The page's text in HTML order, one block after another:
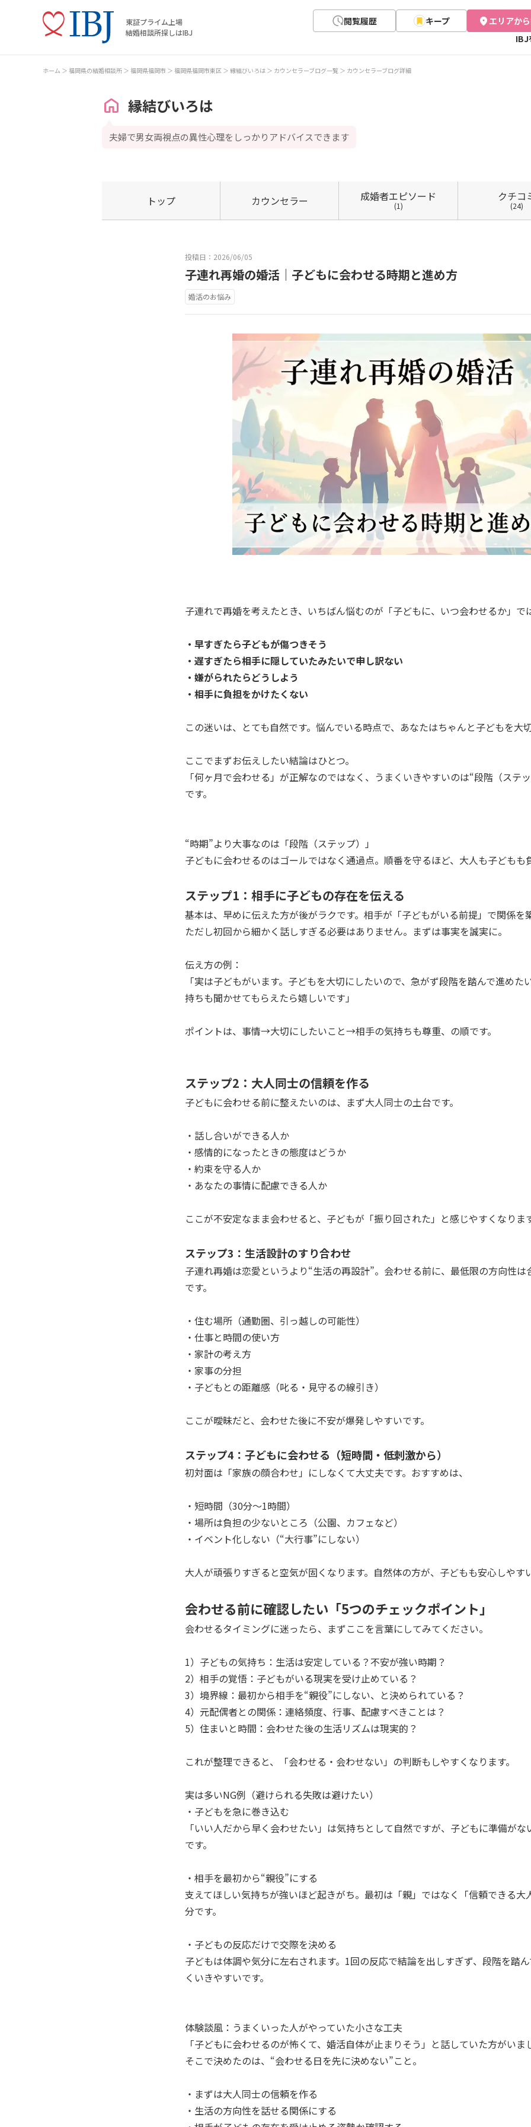
東証プライム上場
結婚相談所探しはIBJ
閲覧履歴 キープ
エリアか
IBJ
ホーム 福岡県の結婚相談所 福岡県福岡市 福岡県福岡市東区 縁結びいろは カウンセラーブログ一覧 カウンセラーブログ詳細
縁結びいろは
夫婦で男女両視点の異性心理をしっかりアドバイスできます
トップ カウンセラー 成婚者エピソード
(1)
クチコ
(24)
投稿日：2026/06/05
子連れ再婚の婚活｜子どもに会わせる時期と進め方
婚活のお悩み
子連れで再婚を考えたとき、いちばん悩むのが「子どもに、いつ会わせるか」で
・早すぎたら子どもが傷つきそう
・遅すぎたら相手に隠していたみたいで申し訳ない
・嫌がられたらどうしよう
・相手に負担をかけたくない
この迷いは、とても自然です。悩んでいる時点で、あなたはちゃんと子どもを大
ここでまずお伝えしたい結論はひとつ。
「何ヶ月で会わせる」が正解なのではなく、うまくいきやすいのは“段階（ステ
です。
“時期”より大事なのは「段階（ステップ）」
子どもに会わせるのはゴールではなく通過点。順番を守るほど、大人も子どもも
ステップ1：相手に子どもの存在を伝える
基本は、早めに伝えた方が後がラクです。相手が「子どもがいる前提」で関係を
ただし初回から細かく話しすぎる必要はありません。まずは事実を誠実に。
伝え方の例：
「実は子どもがいます。子どもを大切にしたいので、急がず段階を踏んで進めた
持ちも聞かせてもらえたら嬉しいです」
ポイントは、事情→大切にしたいこと→相手の気持ちも尊重、の順です。
ステップ2：大人同士の信頼を作る
子どもに会わせる前に整えたいのは、まず大人同士の土台です。
・話し合いができる人か
・感情的になったときの態度はどうか
・約束を守る人か
・あなたの事情に配慮できる人か
ここが不安定なまま会わせると、子どもが「振り回された」と感じやすくなりま
ステップ3：生活設計のすり合わせ
子連れ再婚は恋愛というより“生活の再設計”。会わせる前に、最低限の方向性は
です。
・住む場所（通勤圏、引っ越しの可能性）
・仕事と時間の使い方
・家計の考え方
・家事の分担
・子どもとの距離感（叱る・見守るの線引き）
ここが曖昧だと、会わせた後に不安が爆発しやすいです。
ステップ4：子どもに会わせる（短時間・低刺激から）
初対面は「家族の顔合わせ」にしなくて大丈夫です。おすすめは、
・短時間（30分〜1時間）
・場所は負担の少ないところ（公園、カフェなど）
・イベント化しない（“大行事”にしない）
大人が頑張りすぎると空気が固くなります。自然体の方が、子どもも安心しやす
会わせる前に確認したい「5つのチェックポイント」
会わせるタイミングに迷ったら、まずここを言葉にしてみてください。
1）子どもの気持ち：生活は安定している？不安が強い時期？
2）相手の覚悟：子どもがいる現実を受け止めている？
3）境界線：最初から相手を“親役”にしない、と決められている？
4）元配偶者との関係：連絡頻度、行事、配慮すべきことは？
5）住まいと時間：会わせた後の生活リズムは現実的？
これが整理できると、「会わせる・会わせない」の判断もしやすくなります。
実は多いNG例（避けられる失敗は避けたい）
・子どもを急に巻き込む
「いい人だから早く会わせたい」は気持ちとして自然ですが、子どもに準備が
です。
・相手を最初から“親役”にする
支えてほしい気持ちが強いほど起きがち。最初は「親」ではなく「信頼できる大
分です。
・子どもの反応だけで交際を決める
子どもは体調や気分に左右されます。1回の反応で結論を出しすぎず、段階を踏
くいきやすいです。
体験談風：うまくいった人がやっていた小さな工夫
「子どもに会わせるのが怖くて、婚活自体が止まりそう」と話していた方がいま
そこで決めたのは、“会わせる日を先に決めない”こと。
・まずは大人同士の信頼を作る
・生活の方向性を話せる関係にする